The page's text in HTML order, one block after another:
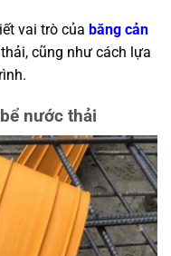
vai trò của băng cản
cũng như cách lựa
nước thải